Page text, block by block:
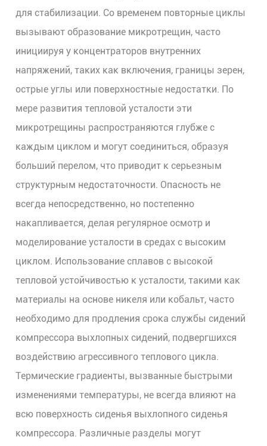
для стабилизации. Со временем повторные циклы
вызывают образование микротрещин, часто
инициируя у концентраторов внутренних
напряжений, таких как включения, границы зерен,
острые углы или поверхностные недостатки. По
мере развития тепловой усталости эти
микротрещины распространяются глубже с
каждым циклом и могут соединиться, образуя
больший перелом, что приводит к серьезным
структурным недостаточности. Опасность не
всегда непосредственно, но постепенно
накапливается, делая регулярное осмотр и
моделирование усталости в средах с высоким
циклом. Использование сплавов с высокой
тепловой устойчивостью к усталости, такими как
материалы на основе никеля или кобальт, часто
необходимо для продления срока службы сидений
компрессора выхлопных сидений, подвергшихся
воздействию агрессивного теплового цикла.
Термические градиенты, вызванные быстрыми
изменениями температуры, не всегда влияют на
всю поверхность сиденья выхлопного сиденья
компрессора. Различные разделы могут